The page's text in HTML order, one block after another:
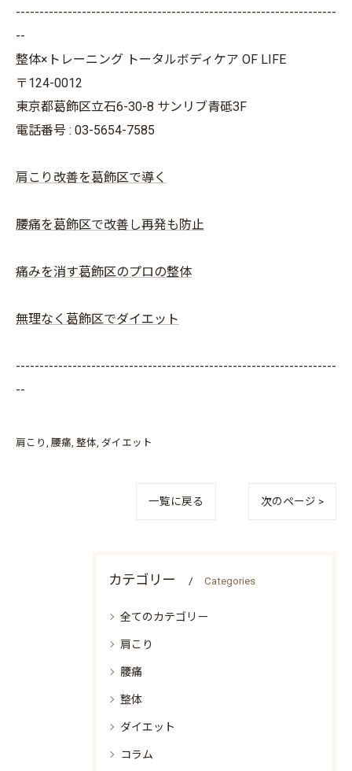
--------------------------------------------------------------------
--
整体×トレーニング トータルボディケア OF LIFE
〒124-0012
東京都葛飾区立石6-30-8 サンリブ青砥3F
電話番号 : 03-5654-7585
肩こり改善を葛飾区で導く
腰痛を葛飾区で改善し再発も防止
痛みを消す葛飾区のプロの整体
無理なく葛飾区でダイエット
--------------------------------------------------------------------
--
肩こり 腰痛 整体 ダイエット
一覧に戻る 次のページ >
カテゴリー Categories
全てのカテゴリー
肩こり
腰痛
整体
ダイエット
コラム